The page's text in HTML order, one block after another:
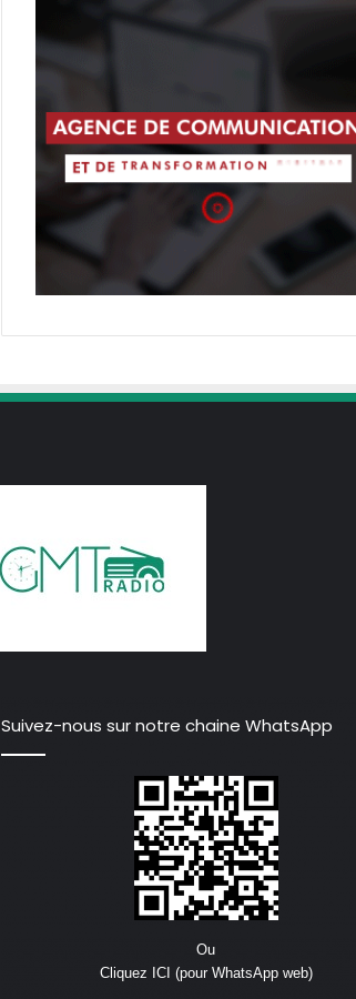
Suivez-nous sur notre chaine WhatsApp
Ou
Cliquez ICI (pour WhatsApp web)